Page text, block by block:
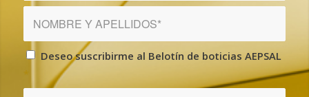
Deseo suscribirme al Belotín de boticias AEPSAL
*